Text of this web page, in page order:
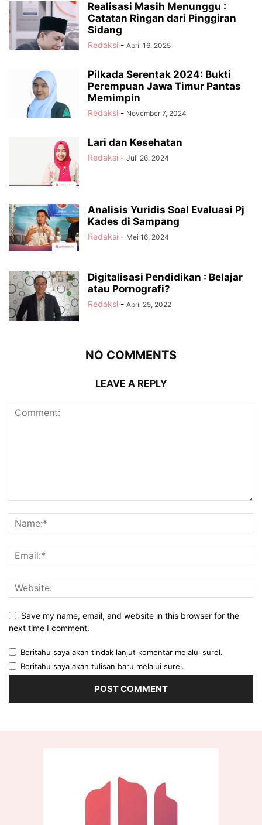
Realisasi Masih Menunggu :
Catatan Ringan dari Pinggiran
Sidang
Redaksi - April 16, 2025
Pilkada Serentak 2024: Bukti
Perempuan Jawa Timur Pantas
Memimpin
Redaksi - November 7, 2024
Lari dan Kesehatan
Redaksi - Juli 26, 2024
Analisis Yuridis Soal Evaluasi Pj
Kades di Sampang
Redaksi - Mei 16, 2024
Digitalisasi Pendidikan : Belajar
atau Pornografi?
Redaksi - April 25, 2022
NO COMMENTS
LEAVE A REPLY
Save my name, email, and website in this browser for the
next time I comment.
Beritahu saya akan tindak lanjut komentar melalui surel.
Beritahu saya akan tulisan baru melalui surel.